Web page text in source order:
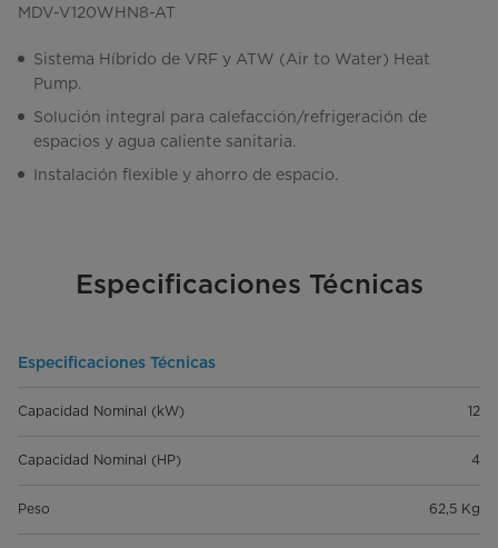
MDV-V120WHN8-AT
Sistema Híbrido de VRF y ATW (Air to Water) Heat
Pump.
Solución integral para calefacción/refrigeración de
espacios y agua caliente sanitaria.
Instalación flexible y ahorro de espacio.
Especificaciones Técnicas
Especificaciones Técnicas
Capacidad Nominal (kW) 12
Capacidad Nominal (HP) 4
Peso 62,5 Kg